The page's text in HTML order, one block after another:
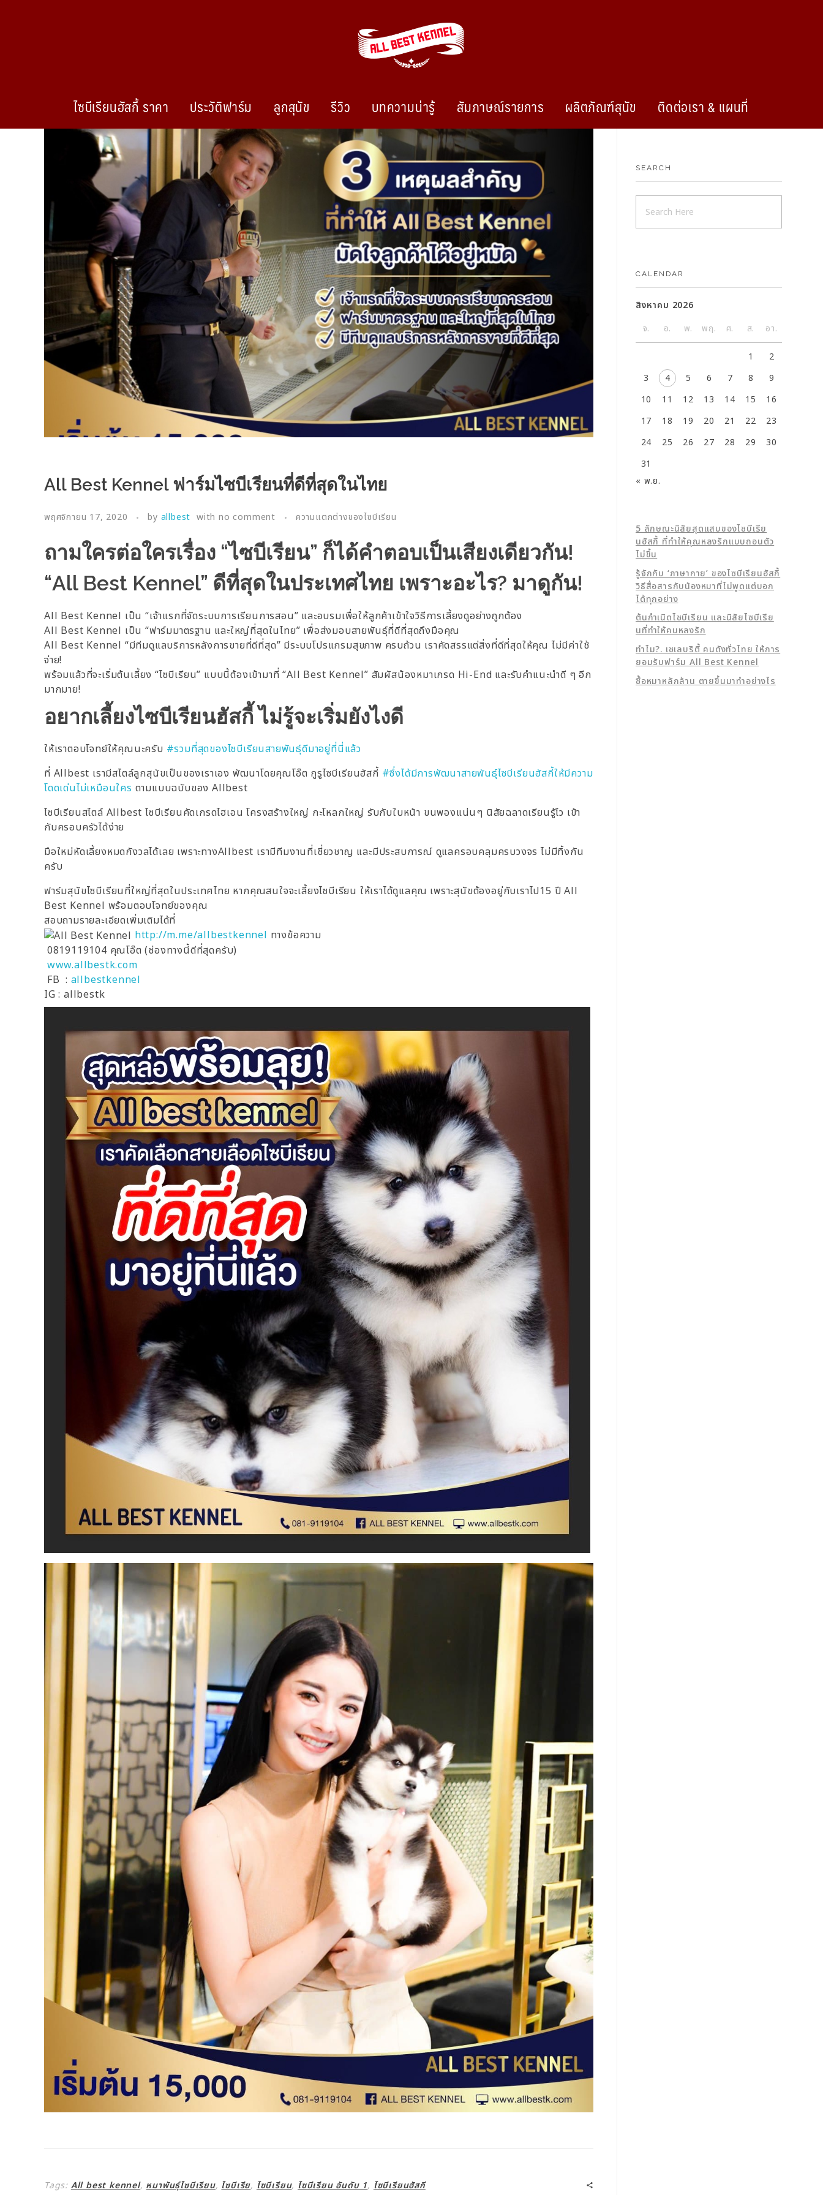
ไซบีเรียนฮัสกี้ ราคา ประวัติฟาร์ม ลูกสุนัข รีวิว บทความน่ารู้ สัมภาษณ์รายการ ผลิตภัณฑ์สุนัข ติดต่อเรา & แผนที่
All Best Kennel ฟาร์มไซบีเรียนที่ดีที่สุดในไทย
พฤศจิกายน 17, 2020 by allbest with no comment ความแตกต่างของไซบีเรียน
ถามใครต่อใครเรื่อง “ไซบีเรียน” ก็ได้คำตอบเป็นเสียงเดียวกัน!
“All Best Kennel” ดีที่สุดในประเทศไทย เพราะอะไร? มาดูกัน!
All Best Kennel เป็น “เจ้าแรกที่จัดระบบการเรียนการสอน” และอบรมเพื่อให้ลูกค้าเข้าใจวิธีการเลี้ยงดูอย่างถูกต้อง
All Best Kennel เป็น “ฟาร์มมาตรฐาน และใหญ่ที่สุดในไทย” เพื่อส่งมอบสายพันธุ์ที่ดีที่สุดถึงมือคุณ
All Best Kennel “มีทีมดูแลบริการหลังการขายที่ดีที่สุด” มีระบบโปรแกรมสุขภาพ ครบถ้วน เราคัดสรรแต่สิ่งที่ดีที่สุดให้คุณ ไม่มีค่าใช้
จ่าย!
พร้อมแล้วที่จะเริ่มต้นเลี้ยง “ไซบีเรียน” แบบนี้ต้องเข้ามาที่ “All Best Kennel” สัมผัสน้องหมาเกรด Hi-End และรับคำแนะนำดี ๆ อีก
มากมาย!
อยากเลี้ยงไซบีเรียนฮัสกี้ ไม่รู้จะเริ่มยังไงดี
ให้เราตอบโจทย์ให้คุณนะครับ #รวมที่สุดของไซบีเรียนสายพันธุ์ดีมาอยู่ที่นี่แล้ว
ที่ Allbest เรามีสไตล์ลูกสุนัขเป็นของเราเอง พัฒนาโดยคุณโอ๊ต กูรูไซบีเรียนฮัสกี้ #ซึ่งได้มีการพัฒนาสายพันธุ์ไซบีเรียนฮัสกี้ให้มีความ
โดดเด่นไม่เหมือนใคร ตามแบบฉบับของ Allbest
ไซบีเรียนสไตล์ Allbest ไซบีเรียนคัดเกรดไฮเอน โครงสร้างใหญ่ กะโหลกใหญ่ รับกับใบหน้า ขนพองแน่นๆ นิสัยฉลาดเรียนรู้ไว เข้า
กับครอบครัวได้ง่าย
มือใหม่หัดเลี้ยงหมดกังวลได้เลย เพราะทางAllbest เรามีทีมงานที่เชี่ยวชาญ และมีประสบการณ์ ดูแลครอบคลุมครบวงจร ไม่มีทิ้งกัน
ครับ
ฟาร์มสุนัขไซบีเรียนที่ใหญ่ที่สุดในประเทศไทย หากคุณสนใจจะเลี้ยงไซบีเรียน ให้เราได้ดูแลคุณ เพราะสุนัขต้องอยู่กับเราไป15 ปี All
Best Kennel พร้อมตอบโจทย์ของคุณ
สอบถามรายละเอียดเพิ่มเติมได้ที่
http://m.me/allbestkennel ทางข้อความ
0819119104 คุณโอ๊ต (ช่องทางนี้ดีที่สุดครับ)
www.allbestk.com
FB : allbestkennel
IG : allbestk
Tags: All best kennel, หมาพันธุ์ไซบีเรียน, ไซบีเรีย, ไซบีเรียน, ไซบีเรียน อันดับ 1, ไซบีเรียนฮัสกี
SEARCH
CALENDAR
สิงหาคม 2026
จ.
อ. พ. พฤ. ศ. ส. อา.
1
2
3
4 5 6 7 8
9
10
11 12 13 14 15
16
17
18 19 20 21 22
23
24
25 26 27 28 29
30
31
« พ.ย.
5 ลักษณะนิสัยสุดแสบของไซบีเรีย
นฮัสกี้ ที่ทำให้คุณหลงรักแบบถอนตัว
ไม่ขึ้น
รู้จักกับ ‘ภาษากาย’ ของไซบีเรียนฮัสกี้
วิธีสื่อสารกับน้องหมาที่ไม่พูดแต่บอก
ได้ทุกอย่าง
ต้นกำเนิดไซบีเรียน และนิสัยไซบีเรีย
นที่ทำให้คนหลงรัก
ทำไม?. เซเลบริตี้ คนดังทั่วไทย ให้การ
ยอมรับฟาร์ม All Best Kennel
ซื้อหมาหลักล้าน ตายขึ้นมาทำอย่างไร